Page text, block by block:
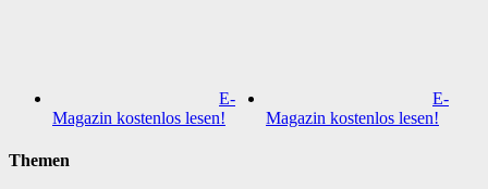
E-
Magazin kostenlos lesen!
E-
Magazin kostenlos lesen!
Themen